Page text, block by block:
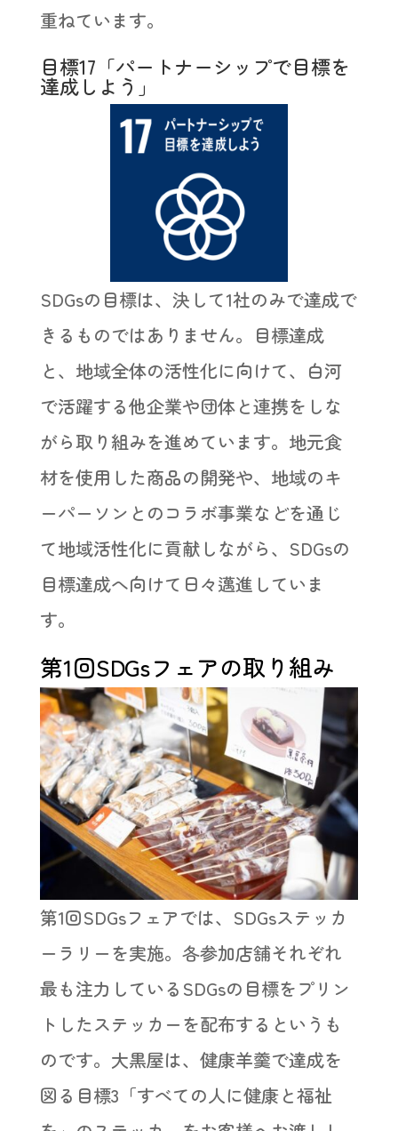
重ねています。
目標17「パートナーシップで目標を
達成しよう」
SDGsの目標は、決して1社のみで達成で
きるものではありません。目標達成
と、地域全体の活性化に向けて、白河
で活躍する他企業や団体と連携をしな
がら取り組みを進めています。地元食
材を使用した商品の開発や、地域のキ
ーパーソンとのコラボ事業などを通じ
て地域活性化に貢献しながら、SDGsの
目標達成へ向けて日々邁進していま
す。
第1回SDGsフェアの取り組み
第1回SDGsフェアでは、SDGsステッカ
ーラリーを実施。各参加店舗それぞれ
最も注力しているSDGsの目標をプリン
トしたステッカーを配布するというも
のです。大黒屋は、健康羊羹で達成を
図る目標3「すべての人に健康と福祉